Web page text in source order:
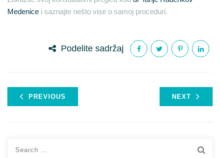
Medenice i saznajte nešto vise o samoj proceduri.
Podelite sadržaj
PREVIOUS NEXT